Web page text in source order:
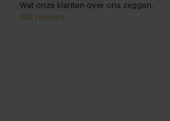
Wat onze klanten over ons zeggen.
Alle reviews